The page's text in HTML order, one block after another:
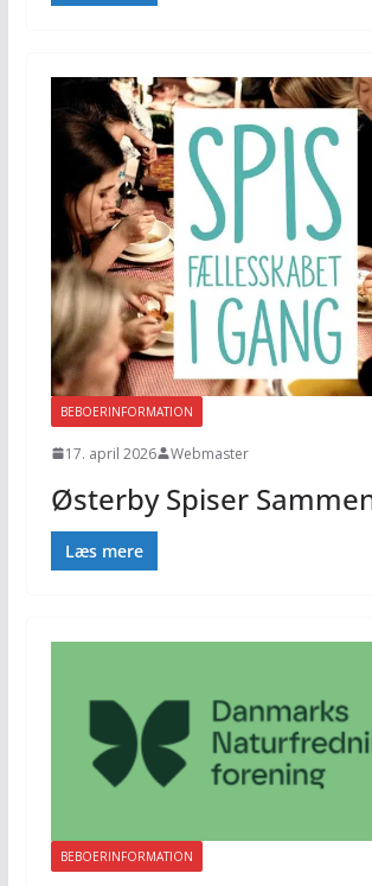
BEBOERINFORMATION
17. april 2026 Webmaster
Østerby Spiser
Læs mere
BEBOERINFORMATION